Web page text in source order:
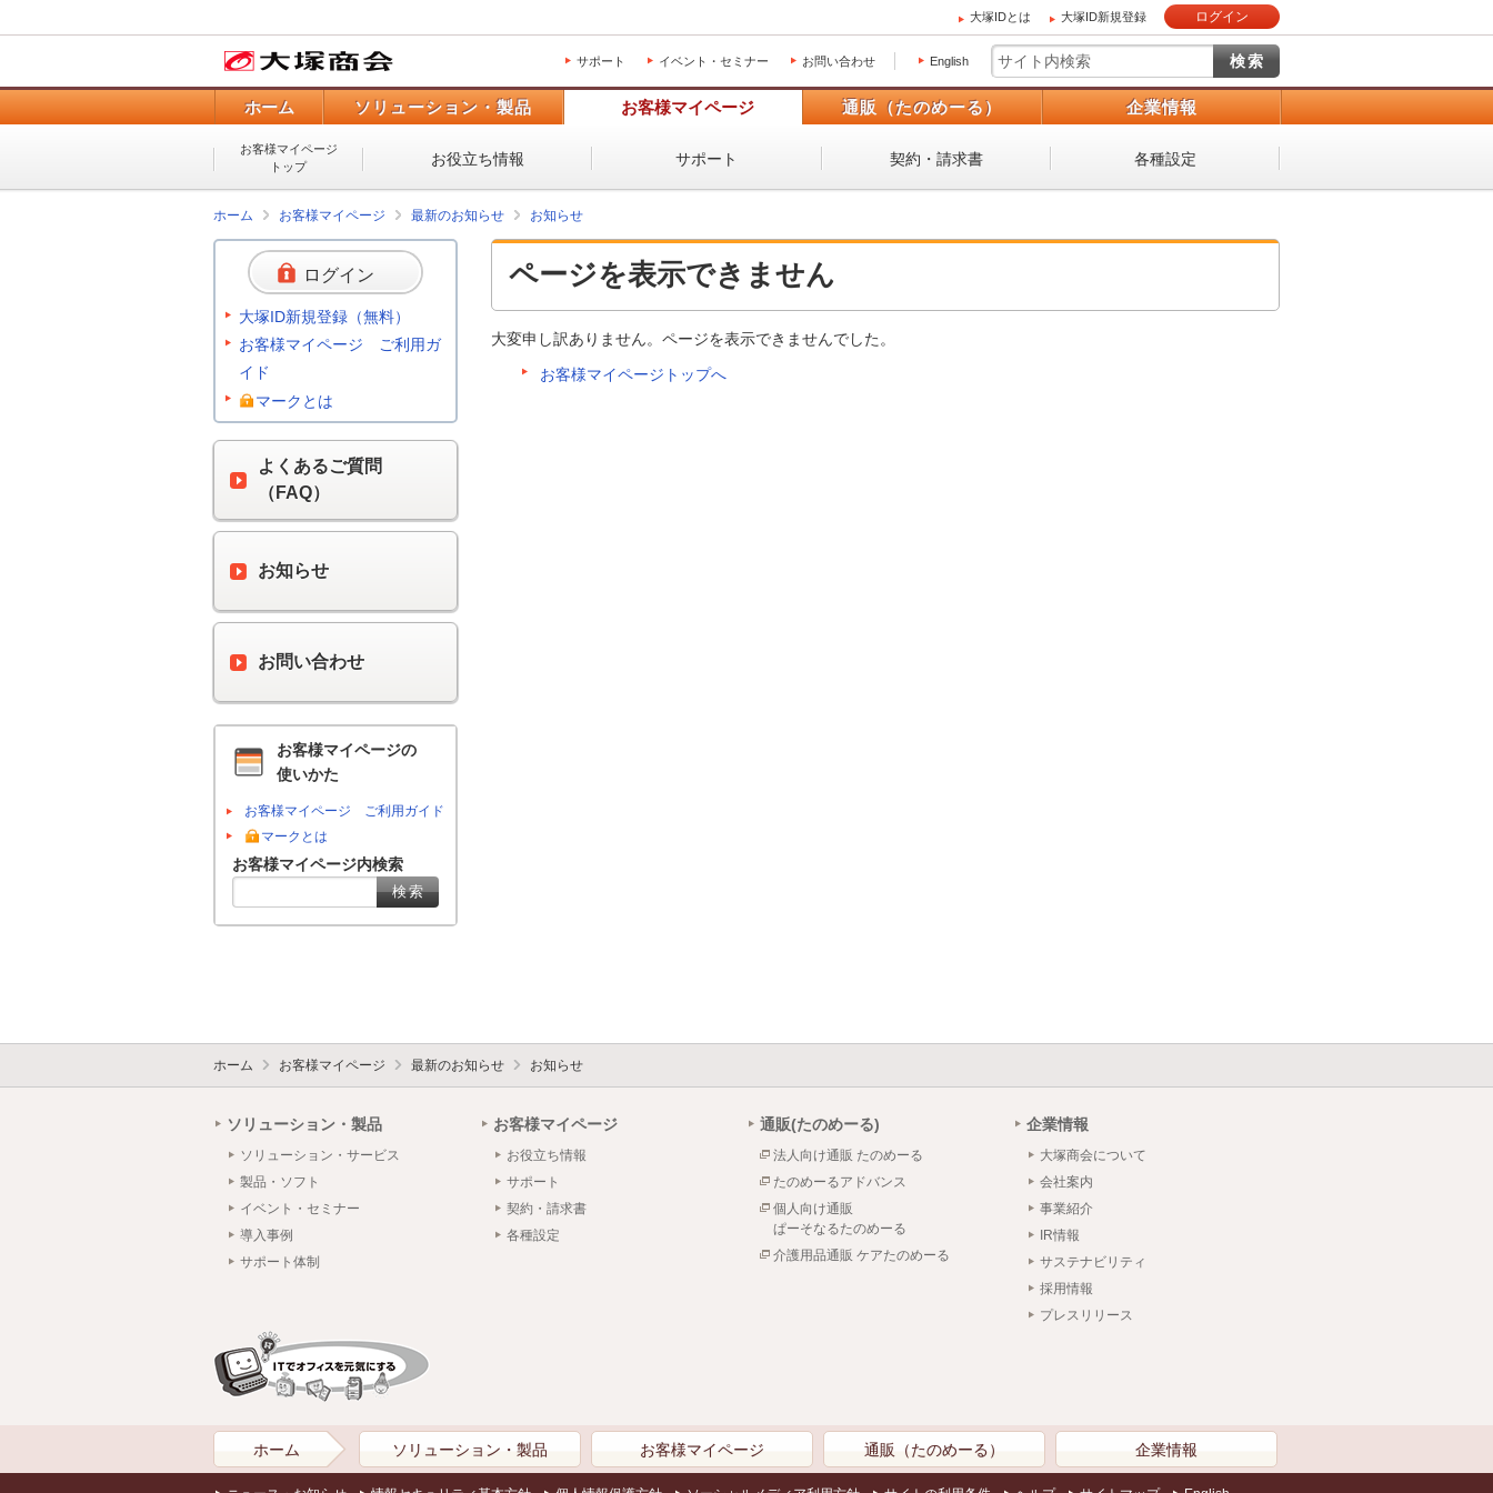
大塚IDとは 大塚ID新規登録 ログイン
サポート イベント・セミナー お問い合わせ English
ホーム ソリューション・製品 お客様マイページ 通販（たのめーる） 企業情報
お客様マイページ
トップ
お役立ち情報 サポート 契約・請求書 各種設定
ホーム お客様マイページ 最新のお知らせ お知らせ
ページを表示できません
大変申し訳ありません。ページを表示できませんでした。
お客様マイページトップへ
ログイン
大塚ID新規登録（無料）
お客様マイページ ご利用ガ
イド
マークとは
よくあるご質問
（FAQ）
お知らせ
お問い合わせ
お客様マイページの
使いかた
お客様マイページ ご利用ガイド
マークとは
お客様マイページ内検索
ホーム お客様マイページ 最新のお知らせ お知らせ
ソリューション・製品
ソリューション・サービス
製品・ソフト
イベント・セミナー
導入事例
サポート体制
お客様マイページ
お役立ち情報
サポート
契約・請求書
各種設定
通販(たのめーる)
法人向け通販 たのめーる
たのめーるアドバンス
個人向け通販
ぱーそなるたのめーる
介護用品通販 ケアたのめーる
企業情報
大塚商会について
会社案内
事業紹介
IR情報
サステナビリティ
採用情報
プレスリリース
ホーム ソリューション・製品 お客様マイページ 通販（たのめーる） 企業情報